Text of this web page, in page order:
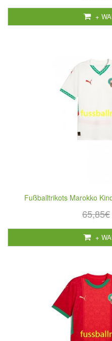
+
Fußballtrikots Marokko
65,85€
+